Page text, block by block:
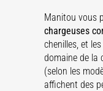
Manitou vous
chargeuses
chenilles, et
domaine de la
(selon les
affichent des
SL/V